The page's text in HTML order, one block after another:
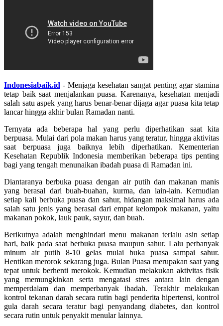
Indonesiabaik.id - Menjaga kesehatan sangat penting agar stamina
tetap baik saat menjalankan puasa. Karenanya, kesehatan menjadi
salah satu aspek yang harus benar-benar dijaga agar puasa kita tetap
lancar hingga akhir bulan Ramadan nanti.
Ternyata ada beberapa hal yang perlu diperhatikan saat kita
berpuasa. Mulai dari pola makan harus yang teratur, hingga aktivitas
saat berpuasa juga baiknya lebih diperhatikan. Kementerian
Kesehatan Republik Indonesia memberikan beberapa tips penting
bagi yang tengah menunaikan ibadah puasa di Ramadan ini.
Diantaranya berbuka puasa dengan air putih dan makanan manis
yang berasal dari buah-buahan, kurma, dan lain-lain. Kemudian
setiap kali berbuka puasa dan sahur, hidangan maksimal harus ada
salah satu jenis yang berasal dari empat kelompok makanan, yaitu
makanan pokok, lauk pauk, sayur, dan buah.
Berikutnya adalah menghindari menu makanan terlalu asin setiap
hari, baik pada saat berbuka puasa maupun sahur. Lalu perbanyak
minum air putih 8-10 gelas mulai buka puasa sampai sahur.
Hentikan merorok sekarang juga. Bulan Puasa merupakan saat yang
tepat untuk berhenti merokok. Kemudian melakukan aktivitas fisik
yang memungkinkan serta mengatasi stres antara lain dengan
memperdalam dan memperbanyak ibadah. Terakhir melakukan
kontrol tekanan darah secara rutin bagi penderita hipertensi, kontrol
gula darah secara teratur bagi penyandang diabetes, dan kontrol
secara rutin untuk penyakit menular lainnya.